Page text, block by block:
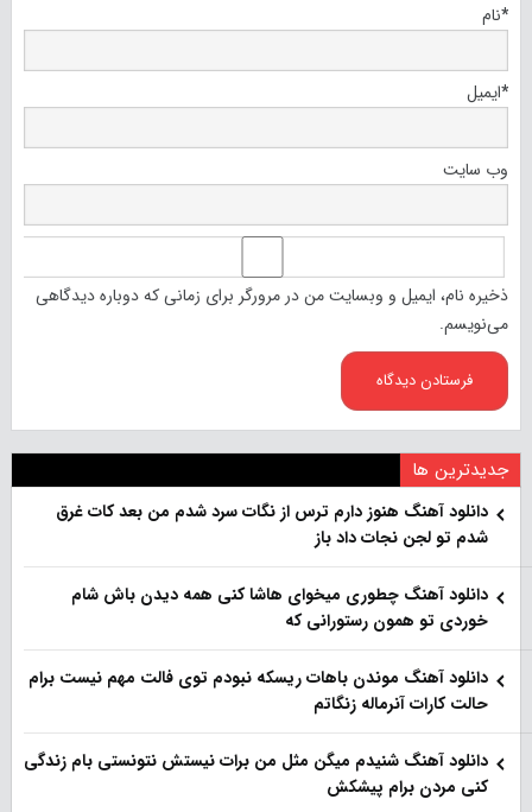
نام*
ایمیل*
وب‌ سایت
ذخیره نام، ایمیل و وبسایت من در مرورگر برای زمانی که دوباره دیدگاهی
می‌نویسم.
جدیدترین ها
دانلود آهنگ هنو‌ز دارم ترس از نگات سرد شدم من بعد کات غرق
شدم تو لجن نجات داد باز
دانلود آهنگ چطوری میخوای هاشا کنی همه دیدن باش شام
خوردی تو همون رستورانی که
دانلود آهنگ موندن باهات ریسکه نبودم توی فالت مهم نیست برام
حالت کارات آنرماله زنگاتم
دانلود آهنگ شنیدم میگن مثل من برات نیستش نتونستی بام زندگی
کنی مردن برام پیشکش